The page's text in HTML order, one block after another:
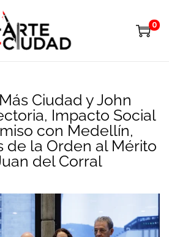
0
Ciudad y John
Impacto Social
con Medellín,
de la Orden al Mérito
del Corral